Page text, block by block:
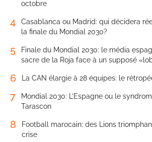
octobre
4
Casablanca ou Madrid: qui décidera
la finale du Mondial 2030?
5
Finale du Mondial 2030: le média
sacre de la Roja face à un supposé
6 La CAN élargie à 28 équipes: le
7
Mondial 2030: L’Espagne ou le
Tarascon
8
Football marocain: des Lions
crise